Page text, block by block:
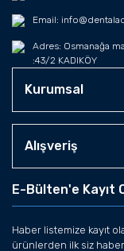
Email:
Adres: Osmanağa
:43/2 KADIKÖY
Kurumsal
Alışveriş
E-Bülten'e Kayıt
Haber listemize kayıt
ürünlerden ilk siz